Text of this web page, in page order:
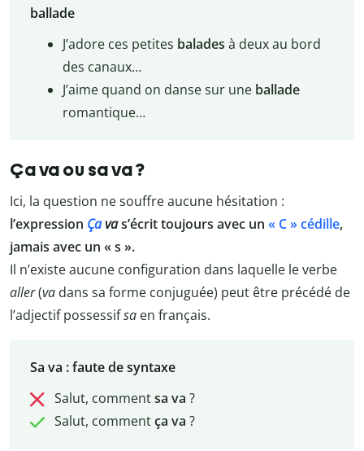
ballade
J’adore ces petites balades à deux au bord
des canaux…
J’aime quand on danse sur une ballade
romantique…
Ça va ou sa va ?
Ici, la question ne souffre aucune hésitation :
l’expression Çavas’écrit toujours avec un « C » cédille,
jamais avec un « s ».
Il n’existe aucune configuration dans laquelle le verbe
aller(va dans sa forme conjuguée) peut être précédé de
l’adjectif possessifsa en français.
Sa va : faute de syntaxe
Salut, commentsa va ?
Salut, commentça va ?